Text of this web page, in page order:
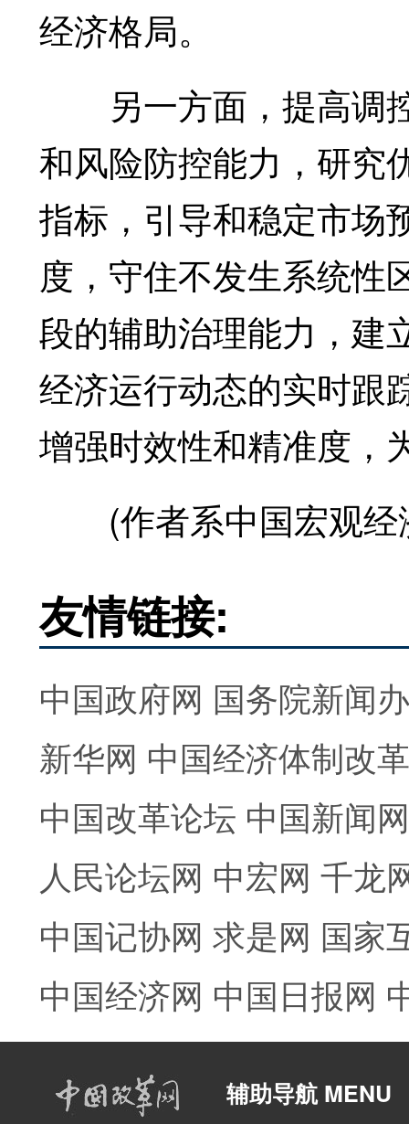
经济格局。
另一方面，提高调
和风险防控能力，研究
指标，引导和稳定市场
度，守住不发生系统性
段的辅助治理能力，建
经济运行动态的实时跟
增强时效性和精准度，
(作者系中国宏观经
友情链接:
中国政府网 国务院新闻
新华网 中国经济体制改
中国改革论坛 中国新闻网
人民论坛网 中宏网 千龙
中国记协网 求是网 国家
中国经济网 中国日报网
辅助导航 MENU